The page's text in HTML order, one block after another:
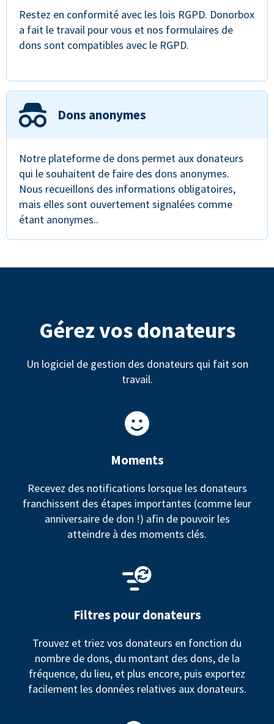
Restez en conformité avec les lois RGPD. Donorbox
a fait le travail pour vous et nos formulaires de
dons sont compatibles avec le RGPD.
Dons anonymes
Notre plateforme de dons permet aux donateurs
qui le souhaitent de faire des dons anonymes.
Nous recueillons des informations obligatoires,
mais elles sont ouvertement signalées comme
étant anonymes..
Gérez vos donateurs
Un logiciel de gestion des donateurs qui fait son
travail.
Moments
Recevez des notifications lorsque les donateurs
franchissent des étapes importantes (comme leur
anniversaire de don !) afin de pouvoir les
atteindre à des moments clés.
Filtres pour donateurs
Trouvez et triez vos donateurs en fonction du
nombre de dons, du montant des dons, de la
fréquence, du lieu, et plus encore, puis exportez
facilement les données relatives aux donateurs.